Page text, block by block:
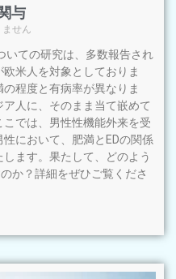
与
ません
いての研究は、多数報告され
米人を対象としておりま
程度と有病率が異なりま
人に、そのまま当て嵌めて
では、男性性機能外来を受
において、肥満とEDの関係
ます。果たして、どのよう
か？詳細をぜひご覧くださ